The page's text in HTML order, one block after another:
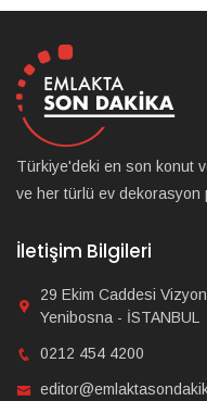
Türkiye'deki en son konut
ve her türlü ev dekorasyon
İletişim Bilgileri
29 Ekim Caddesi
Yenibosna - İSTANBUL
0212 454 4200